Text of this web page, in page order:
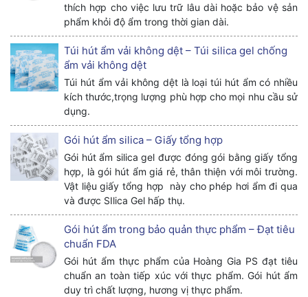
thích hợp cho việc lưu trữ lâu dài hoặc bảo vệ sản
phẩm khỏi độ ẩm trong thời gian dài.
Túi hút ẩm vải không dệt – Túi silica gel chống
ẩm vải không dệt
Túi hút ẩm vải không dệt là loại túi hút ẩm có nhiều
kích thước,trọng lượng phù hợp cho mọi nhu cầu sử
dụng.
Gói hút ẩm silica – Giấy tổng hợp
Gói hút ẩm silica gel được đóng gói bằng giấy tổng
hợp, là gói hút ẩm giá rẻ, thân thiện với môi trường.
Vật liệu giấy tổng hợp này cho phép hơi ẩm đi qua
và được SIlica Gel hấp thụ.
Gói hút ẩm trong bảo quản thực phẩm – Đạt tiêu
chuẩn FDA
Gói hút ẩm thực phẩm của Hoàng Gia PS đạt tiêu
chuẩn an toàn tiếp xúc với thực phẩm. Gói hút ẩm
duy trì chất lượng, hương vị thực phẩm.